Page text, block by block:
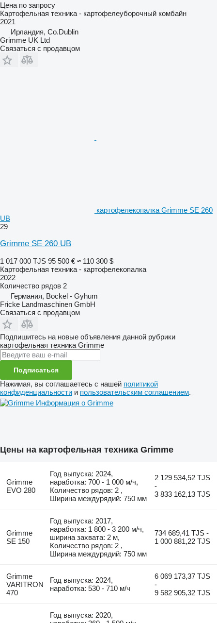
Цена по запросу
Картофельная техника - картофелеуборочный комбайн
2021
Ирландия, Co.Dublin
Grimme UK Ltd
Связаться с продавцом
картофелекопалка Grimme SE 260
UB
29
Grimme SE 260 UB
1 017 000 TJS 95 500 € ≈ 110 300 $
Картофельная техника - картофелекопалка
2022
Количество рядов 2
Германия, Bockel - Gyhum
Fricke Landmaschinen GmbH
Связаться с продавцом
Подпишитесь на новые объявления данной рубрики
картофельная техника Grimme
Подписаться
Нажимая, вы соглашаетесь с нашей политикой
конфиденциальности и пользовательским соглашением.
Информация о Grimme
Цены на картофельная техника Grimme
Grimme
EVO 280
Год выпуска: 2024,
наработка: 700 - 1 000 м/ч,
Количество рядов: 2 ,
Ширина междурядий: 750 мм
2 129 534,52 TJS
-
3 833 162,13 TJS
Grimme
SE 150
Год выпуска: 2017,
наработка: 1 800 - 3 200 м/ч,
ширина захвата: 2 м,
Количество рядов: 2 ,
Ширина междурядий: 750 мм
734 689,41 TJS -
1 000 881,22 TJS
Grimme
VARITRON
470
Год выпуска: 2024,
наработка: 530 - 710 м/ч
6 069 173,37 TJS
-
9 582 905,32 TJS
Год выпуска: 2020,